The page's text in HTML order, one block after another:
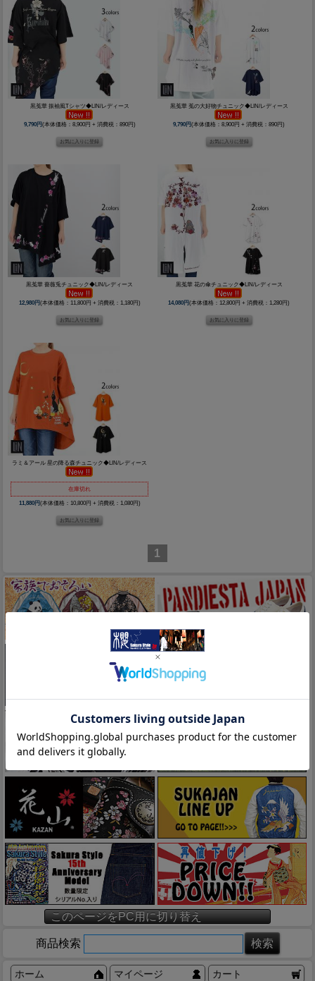
黒菟華 振袖風Tシャツ◆LIN/レディース
9,790円(本体価格：8,900円 + 消費税：890円)
黒菟華 菟の大好物チュニック◆LIN/レディース
9,790円(本体価格：8,900円 + 消費税：890円)
黒菟華 薔薇兎チュニック◆LIN/レディース
12,980円(本体価格：11,800円 + 消費税：1,180円)
黒菟華 花の傘チュニック◆LIN/レディース
14,080円(本体価格：12,800円 + 消費税：1,280円)
ラミ＆アール 星の降る森チュニック◆LIN/レディース
在庫切れ
11,880円(本体価格：10,800円 + 消費税：1,080円)
1
このページをPC用に切り替え
商品検索
ホーム マイページ カート